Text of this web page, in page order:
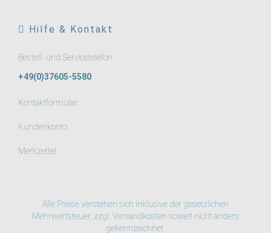
Hilfe & Kontakt
Bestell- und Servicetelefon:
+49(0)37605-5580
Kontaktformular
Kundenkonto
Merkzettel
Alle Preise verstehen sich inklusive der gesetzlichen
Mehrwertsteuer, zzgl. Versandkosten soweit nicht anders
gekennzeichnet.